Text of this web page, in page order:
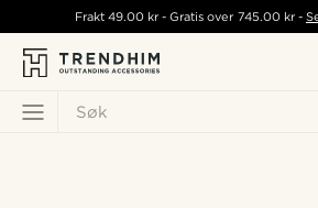
Søk
Frakt49.00 kr - Gratis over 745.00 kr-